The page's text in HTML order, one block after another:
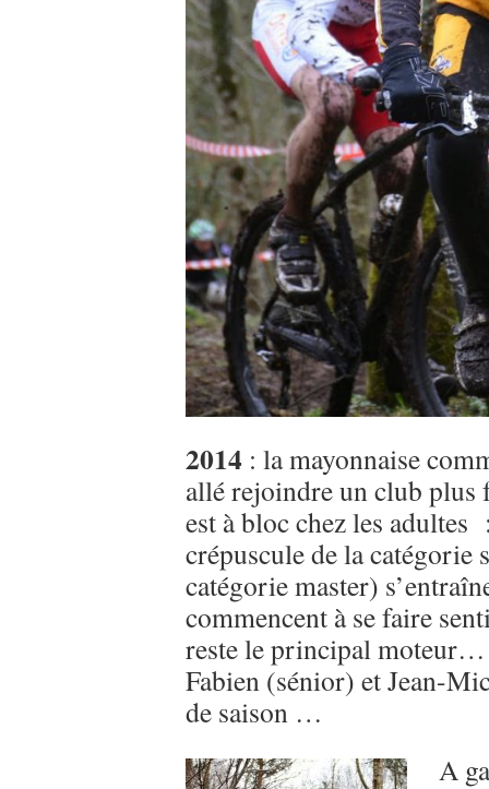
2014 : la mayonnaise
allé rejoindre un club plus
est à bloc chez les
crépuscule de la catégorie
catégorie master)
commencent à se faire
reste le principal moteur…
Fabien (sénior) et Jean-
de saison …
A